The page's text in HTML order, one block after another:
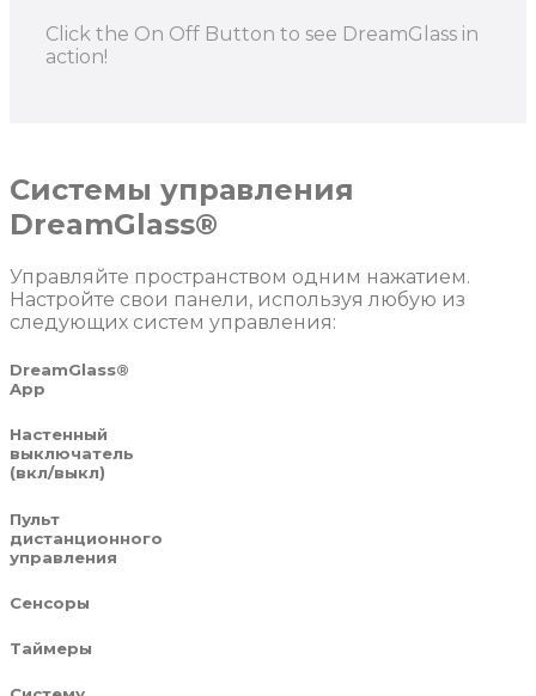
Click the On Off Button to see DreamGlass in
action!
Системы управления
DreamGlass®
Управляйте пространством одним нажатием.
Настройте свои панели, используя любую из
следующих систем управления:
DreamGlass®
App
Настенный
выключатель
(вкл/выкл)
Пульт
дистанционного
управления
Сенсоры
Таймеры